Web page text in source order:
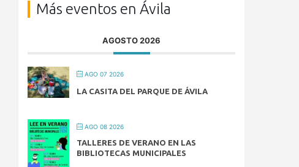
Más eventos en Ávila
AGOSTO 2026
AGO 07 2026
LA CASITA DEL PARQUE DE ÁVILA
AGO 08 2026
TALLERES DE VERANO EN LAS
BIBLIOTECAS MUNICIPALES